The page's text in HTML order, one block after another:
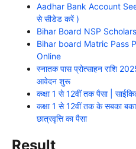
Aadhar Bank Account
से सीडेड करें )
Bihar Board NSP
Bihar board Matric Pass
Online
स्नातक पास प्रोत्साहन राशि
आवेदन शुरू
कक्षा 1 से 12वीं तक पैसा |
कक्षा 1 से 12वीं तक के सबका
छात्रवृत्ति का पैसा
Result